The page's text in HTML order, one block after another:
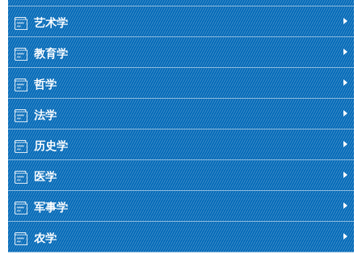
艺术学
教育学
哲学
法学
历史学
医学
军事学
农学